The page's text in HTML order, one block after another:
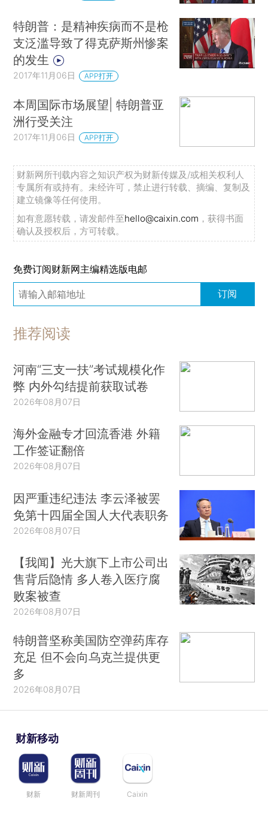
特朗普：是精神疾病而不是枪
支泛滥导致了得克萨斯州惨案
的发生
2017年11月06日 APP打开
本周国际市场展望| 特朗普亚
洲行受关注
2017年11月06日 APP打开
财新网所刊载内容之知识产权为财新传媒及/或相关权利人
专属所有或持有。未经许可，禁止进行转载、摘编、复制及
建立镜像等任何使用。
如有意愿转载，请发邮件至hello@caixin.com ，获得书面
确认及授权后，方可转载。
免费订阅财新网主编精选版电邮
订阅
推荐阅读
河南“三支一扶”考试规模化作
弊 内外勾结提前获取试卷
2026年08月07日
海外金融专才回流香港 外籍
工作签证翻倍
2026年08月07日
因严重违纪违法 李云泽被罢
免第十四届全国人大代表职务
2026年08月07日
【我闻】光大旗下上市公司出
售背后隐情 多人卷入医疗腐
败案被查
2026年08月07日
特朗普坚称美国防空弹药库存
充足 但不会向乌克兰提供更
多
2026年08月07日
财新移动
财新 财新周刊 Caixin